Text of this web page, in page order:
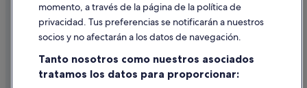
Cancelar un vuelo
Cancelar una reserva de hotel o de un alquiler vacacional
Utilizar un cupón de Expedia
momento, a través de la página de la política de
privacidad. Tus preferencias se notificarán a nuestros
socios y no afectarán a los datos de navegación.
Tanto nosotros como nuestros asociados
tratamos los datos para proporcionar: